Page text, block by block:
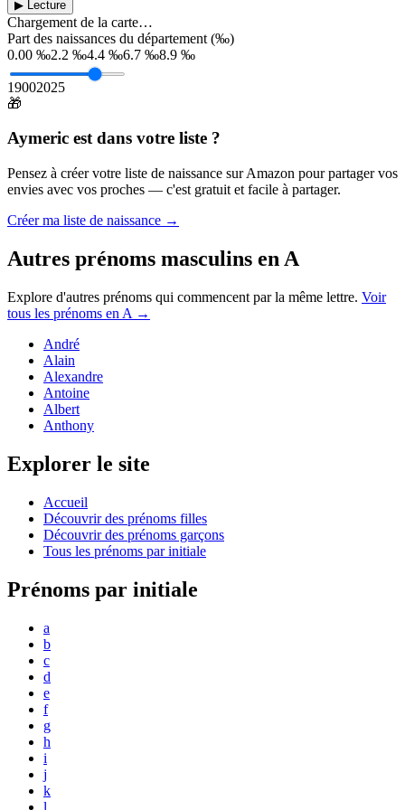
▶ Lecture
Chargement de la carte…
Part des naissances du département (‰)
0.00 ‰2.2 ‰4.4 ‰6.7 ‰8.9 ‰
19002025
🎁
Aymeric est dans votre liste ?
Pensez à créer votre liste de naissance sur Amazon pour partager vos
envies avec vos proches — c'est gratuit et facile à partager.
Créer ma liste de naissance →
Autres prénoms masculins en A
Explore d'autres prénoms qui commencent par la même lettre. Voir
tous les prénoms en A →
André
Alain
Alexandre
Antoine
Albert
Anthony
Explorer le site
Accueil
Découvrir des prénoms filles
Découvrir des prénoms garçons
Tous les prénoms par initiale
Prénoms par initiale
a
b
c
d
e
f
g
h
i
j
k
l